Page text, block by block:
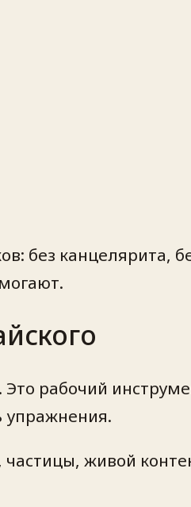
без канцелярита,
рабочий
упражнения.
живой